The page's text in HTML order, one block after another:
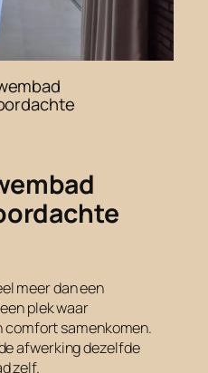
meer dan een
plek waar
samenkomen.
afwerking dezelfde
zelf.